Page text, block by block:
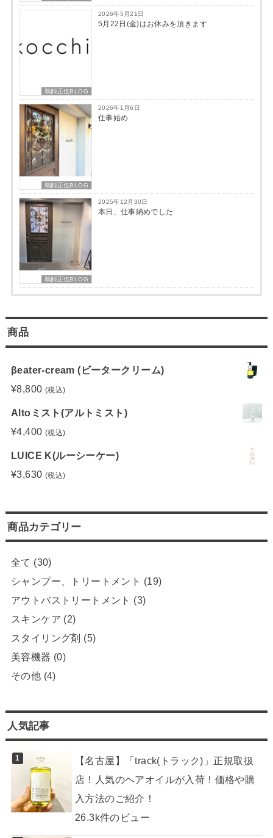
鵜飼正也BLOG
2026年5月21日
5月22日(金)はお休みを頂きます
鵜飼正也BLOG
2026年1月6日
仕事始め
鵜飼正也BLOG
2025年12月30日
本日、仕事納めでした
商品
βeater-cream (ビータークリーム)
¥8,800 (税込)
Altoミスト(アルトミスト)
¥4,400 (税込)
LUICE K(ルーシーケー)
¥3,630 (税込)
商品カテゴリー
全て (30)
シャンプー、トリートメント (19)
アウトバストリートメント (3)
スキンケア (2)
スタイリング剤 (5)
美容機器 (0)
その他 (4)
人気記事
【名古屋】「track(トラック)」正規取扱
店！人気のヘアオイルが入荷！価格や購
入方法のご紹介！
26.3k件のビュー